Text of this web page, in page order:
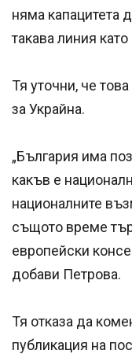
няма капацитета
такава линия
Тя уточни, че
за Украйна.
„България има
какъв е
националните
същото време
европейски
добави Петрова.
Тя отказа да
публикация на